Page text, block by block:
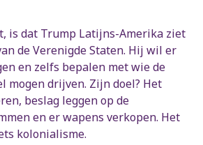
is dat Trump Latijns-Amerika ziet
de Verenigde Staten. Hij wil er
en zelfs bepalen met wie de
mogen drijven. Zijn doel? Het
beslag leggen op de
en er wapens verkopen. Het
kolonialisme.